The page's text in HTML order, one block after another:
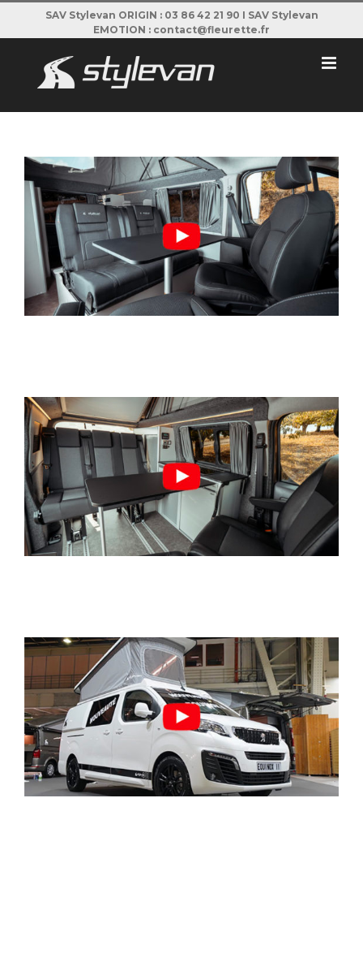
au
contenu
SAV Stylevan ORIGIN : 03 86 42 21 90 I SAV Stylevan
EMOTION : contact@fleurette.fr